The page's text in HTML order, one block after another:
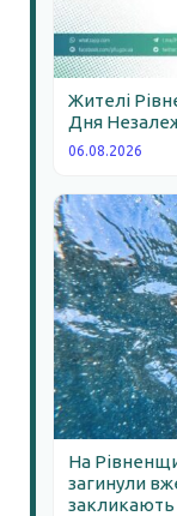
Жителі
Дня
06.08.2026
На
загинули